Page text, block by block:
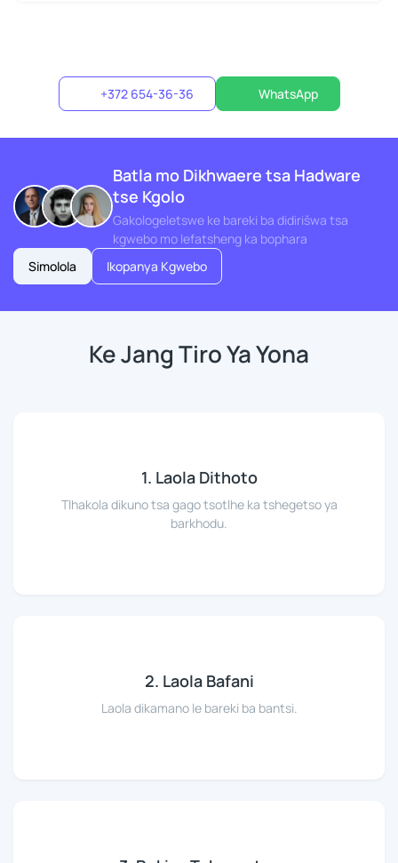
+372 654-36-36 WhatsApp
Batla mo Dikhwaere tsa Hadware
tse Kgolo
Gakologeletswe ke bareki ba didirišwa tsa
kgwebo mo lefatsheng ka bophara
Simolola
Ikopanya Kgwebo
Ke Jang Tiro Ya Yona
1. Laola Dithoto
Tlhakola dikuno tsa gago tsotlhe ka tshegetso ya
barkhodu.
2. Laola Bafani
Laola dikamano le bareki ba bantsi.